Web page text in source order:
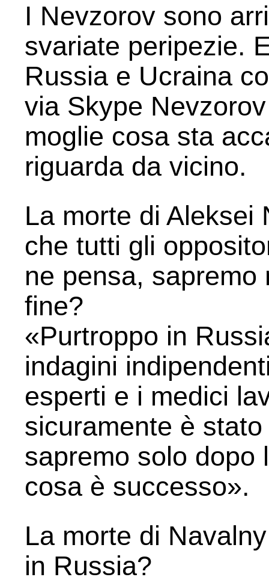
I Nevzorov sono
svariate peripezie.
Russia e Ucraina
via Skype
moglie cosa sta
riguarda da vicino.
La morte di Aleksei
che tutti gli
ne pensa,
fine?
«Purtroppo in
indagini
esperti e i medici
sicuramente è
sapremo solo dopo
cosa è successo».
La morte di
in Russia?